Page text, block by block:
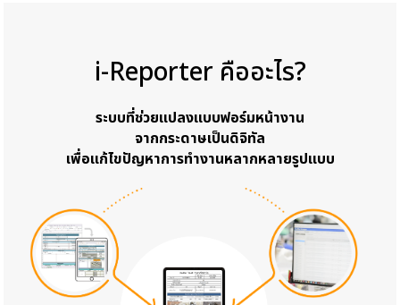
i-Reporter คืออะไร?
ระบบที่ช่วยแปลงแบบฟอร์มหน้างาน
จากกระดาษเป็นดิจิทัล
เพื่อแก้ไขปัญหาการทำงานหลากหลายรูปแบบ